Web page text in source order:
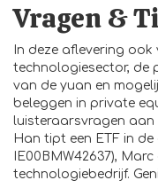
Vragen &
In deze aflevering
technologiesector, de
van de yuan en
beleggen in private
luisteraarsvragen aan
Han tipt een ETF in
IE00BMW42637),
technologiebedrijf.